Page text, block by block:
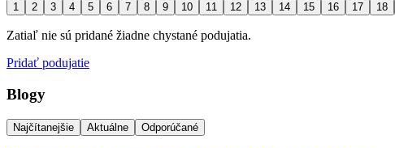
1 2 3 4 5 6 7 8 9 10 11 12 13 14 15 16 17 18
Zatiaľ nie sú pridané žiadne chystané podujatia.
Pridať podujatie
Blogy
Najčítanejšie Aktuálne Odporúčané